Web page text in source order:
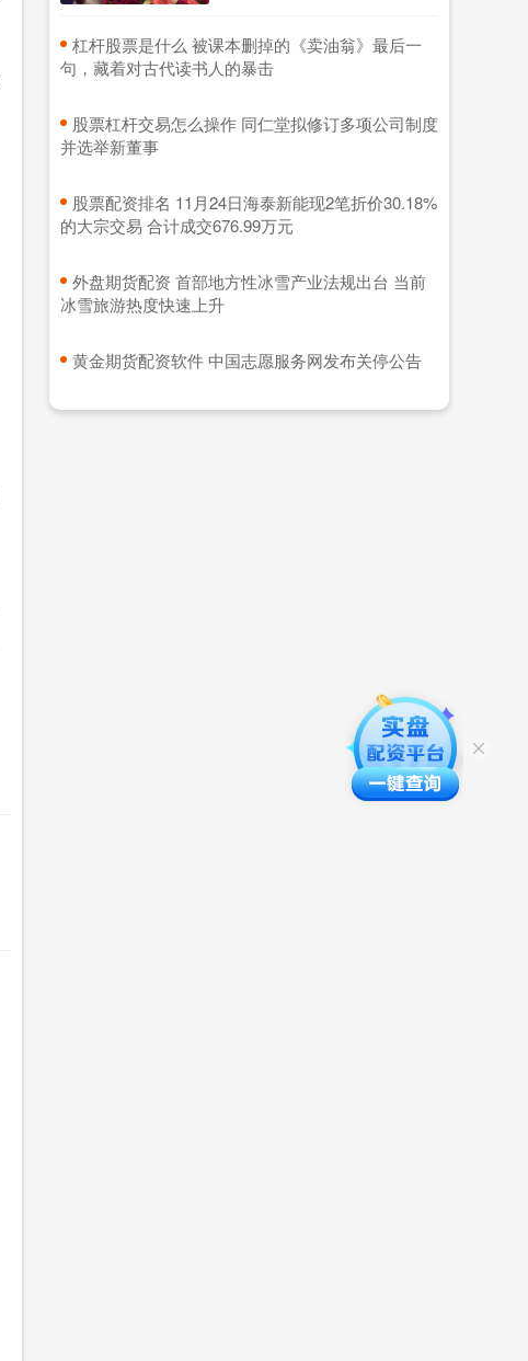
​杠杆股票是什么 被课本删掉的《卖油翁》最后一
句，藏着对古代读书人的暴击
​股票杠杆交易怎么操作 同仁堂拟修订多项公司制度
并选举新董事
​股票配资排名 11月24日海泰新能现2笔折价30.18%
的大宗交易 合计成交676.99万元
​外盘期货配资 首部地方性冰雪产业法规出台 当前
冰雪旅游热度快速上升
​黄金期货配资软件 中国志愿服务网发布关停公告